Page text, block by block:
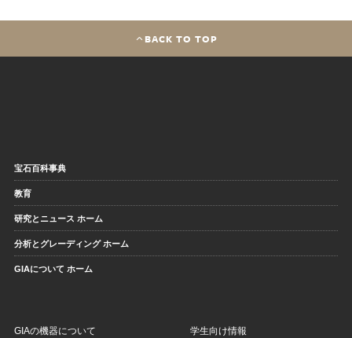
BACK TO TOP
宝石百科事典
教育
研究とニュース ホーム
分析とグレーディング ホーム
GIAについて ホーム
GIAの機器について 学生向け情報